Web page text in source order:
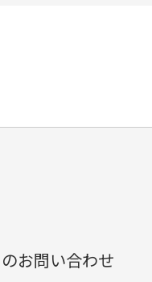
お問い合わせ